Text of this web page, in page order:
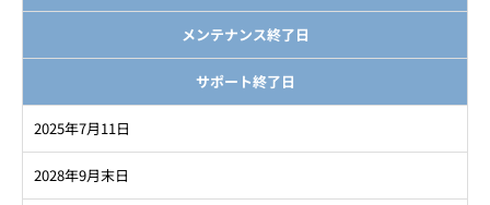
メンテナンス終了日
サポート終了日
2025年7月11日
2028年9月末日